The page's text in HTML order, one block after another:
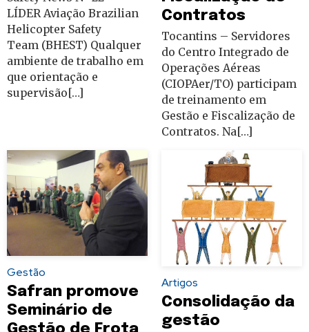
LÍDER Aviação Brazilian
Helicopter Safety
Team (BHEST) Qualquer
ambiente de trabalho em
que orientação e
supervisão[…]
Contratos
Tocantins – Servidores
do Centro Integrado de
Operações Aéreas
(CIOPAer/TO) participam
de treinamento em
Gestão e Fiscalização de
Contratos. Na[…]
Gestão
Safran promove
Seminário de
Gestão de Frota
Artigos
Consolidação da
gestão